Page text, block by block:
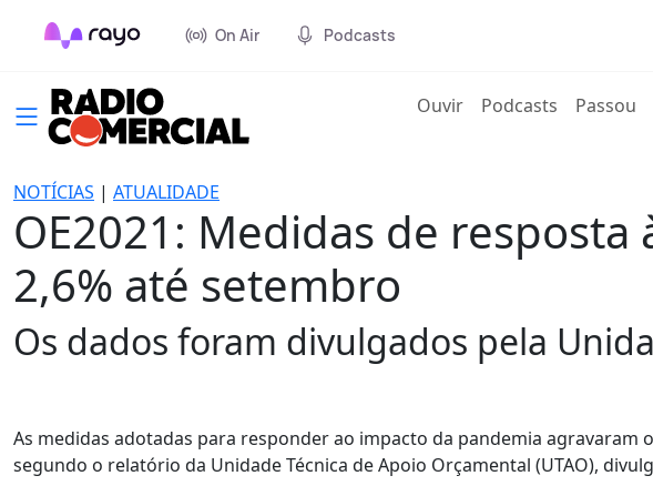
On Air Podcasts
Ouvir(current)
Podcasts Passou
NOTÍCIAS | ATUALIDADE
OE2021: Medidas de
2,6% até setembro
Os dados foram divulgados pela
As medidas adotadas para responder ao impacto da pandemia agravaram
segundo o relatório da Unidade Técnica de Apoio Orçamental (UTAO),